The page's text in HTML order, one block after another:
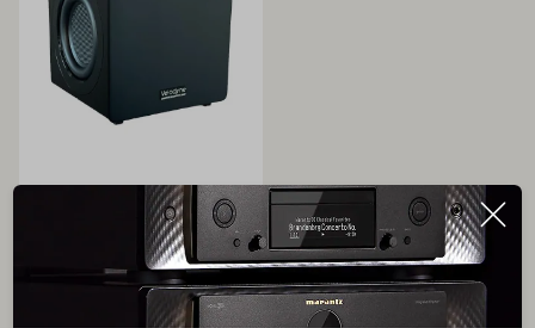
Velodyne MiniVee X
9.995kr. -30%